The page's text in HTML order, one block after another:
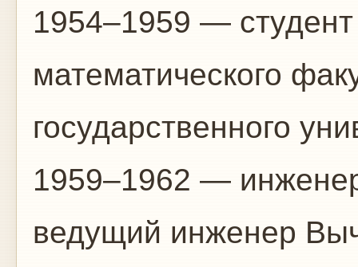
1954–1959 —
математического
государственного
1959–1962 —
ведущий инженер